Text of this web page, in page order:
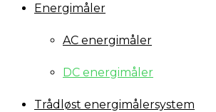
Energimåler
AC energimåler
DC energimåler
Trådløst energimålersystem